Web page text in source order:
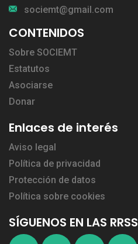
sociemt@gmail.com
CONTENIDOS
Sobre SOCIEMT
Estatutos
Asociarse
Donar
Enlaces de interés
Aviso legal
Política de privacidad
Protección de datos
Política sobre cookies
SÍGUENOS EN LAS RRSS